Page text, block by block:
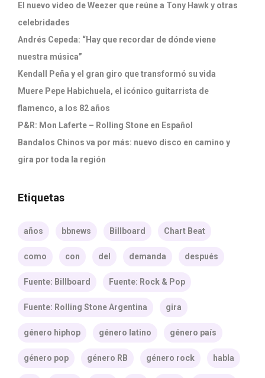
El nuevo video de Weezer que reúne a Tony Hawk y otras
celebridades
Andrés Cepeda: “Hay que recordar de dónde viene
nuestra música”
Kendall Peña y el gran giro que transformó su vida
Muere Pepe Habichuela, el icónico guitarrista de
flamenco, a los 82 años
P&R: Mon Laferte – Rolling Stone en Español
Bandalos Chinos va por más: nuevo disco en camino y
gira por toda la región
Etiquetas
años bbnews Billboard Chart Beat
como con del demanda después
Fuente: Billboard Fuente: Rock & Pop
Fuente: Rolling Stone Argentina gira
género hiphop género latino género país
género pop género RB género rock habla